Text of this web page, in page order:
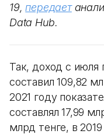
19,передает
Data Hub.
Так, доход с июля
составил 109,82
2021 году
составлял 17,99
млрд тенге, в